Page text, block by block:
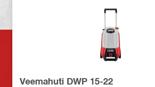
Veemahuti DWP 15-22